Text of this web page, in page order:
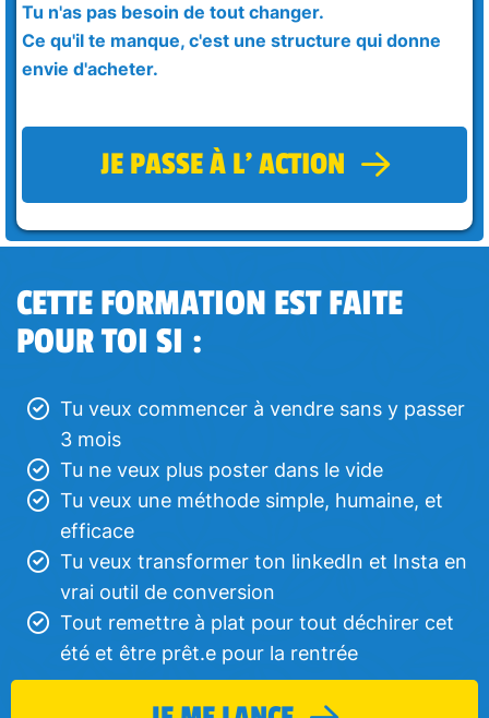
Tu n'as pas besoin de tout changer.
Ce qu'il te manque, c'est une structure qui donne
envie d'acheter.
JE PASSE À L' ACTION
CETTE FORMATION EST FAITE
POUR TOI SI :
Tu veux commencer à vendre sans y passer
3 mois
Tu ne veux plus poster dans le vide
Tu veux une méthode simple, humaine, et
efficace
Tu veux transformer ton linkedIn et Insta en
vrai outil de conversion
Tout remettre à plat pour tout déchirer cet
été et être prêt.e pour la rentrée